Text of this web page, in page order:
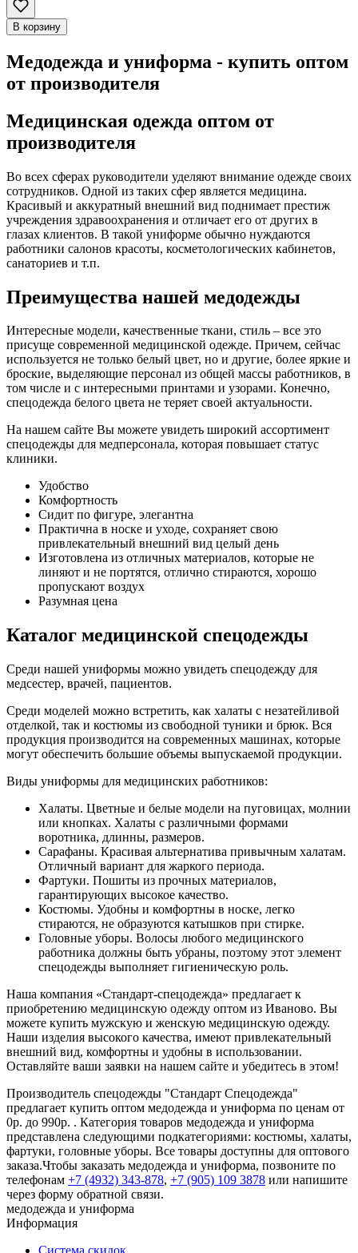
В корзину
Медодежда и униформа - купить оптом
от производителя
Медицинская одежда оптом от
производителя
Во всех сферах руководители уделяют внимание одежде своих
сотрудников. Одной из таких сфер является медицина.
Красивый и аккуратный внешний вид поднимает престиж
учреждения здравоохранения и отличает его от других в
глазах клиентов. В такой униформе обычно нуждаются
работники салонов красоты, косметологических кабинетов,
санаториев и т.п.
Преимущества нашей медодежды
Интересные модели, качественные ткани, стиль – все это
присуще современной медицинской одежде. Причем, сейчас
используется не только белый цвет, но и другие, более яркие и
броские, выделяющие персонал из общей массы работников, в
том числе и с интересными принтами и узорами. Конечно,
спецодежда белого цвета не теряет своей актуальности.
На нашем сайте Вы можете увидеть широкий ассортимент
спецодежды для медперсонала, которая повышает статус
клиники.
Удобство
Комфортность
Сидит по фигуре, элегантна
Практична в носке и уходе, сохраняет свою
привлекательный внешний вид целый день
Изготовлена из отличных материалов, которые не
линяют и не портятся, отлично стираются, хорошо
пропускают воздух
Разумная цена
Каталог медицинской спецодежды
Среди нашей униформы можно увидеть спецодежду для
медсестер, врачей, пациентов.
Среди моделей можно встретить, как халаты с незатейливой
отделкой, так и костюмы из свободной туники и брюк. Вся
продукция производится на современных машинах, которые
могут обеспечить большие объемы выпускаемой продукции.
Виды униформы для медицинских работников:
Халаты. Цветные и белые модели на пуговицах, молнии
или кнопках. Халаты с различными формами
воротника, длинны, размеров.
Сарафаны. Красивая альтернатива привычным халатам.
Отличный вариант для жаркого периода.
Фартуки. Пошиты из прочных материалов,
гарантирующих высокое качество.
Костюмы. Удобны и комфортны в носке, легко
стираются, не образуются катышков при стирке.
Головные уборы. Волосы любого медицинского
работника должны быть убраны, поэтому этот элемент
спецодежды выполняет гигиеническую роль.
Наша компания «Стандарт-спецодежда» предлагает к
приобретению медицинскую одежду оптом из Иваново. Вы
можете купить мужскую и женскую медицинскую одежду.
Наши изделия высокого качества, имеют привлекательный
внешний вид, комфортны и удобны в использовании.
Оставляйте ваши заявки на нашем сайте и убедитесь в этом!
Производитель спецодежды "Стандарт Спецодежда"
предлагает купить оптом медодежда и униформа по ценам от
0р. до 990р. . Категория товаров медодежда и униформа
представлена следующими подкатегориями: костюмы, халаты,
фартуки, головные уборы. Все товары доступны для оптового
заказа.Чтобы заказать медодежда и униформа, позвоните по
телефонам +7 (4932) 343-878, +7 (905) 109 3878 или напишите
через форму обратной связи.
медодежда и униформа
Информация